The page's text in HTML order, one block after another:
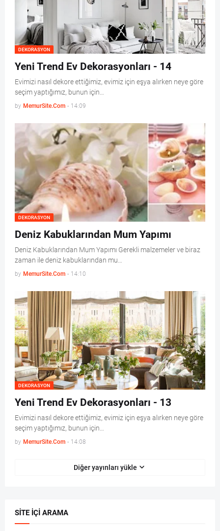
DEKORASYON
Yeni Trend Ev Dekorasyonları - 14
Evimizi nasıl dekore ettiğimiz, evimiz için eşya alırken neye göre
seçim yaptığımız, bunun için…
by MemurSite.Com - 14:09
DEKORASYON
Deniz Kabuklarından Mum Yapımı
Deniz Kabuklarından Mum Yapımı Gerekli malzemeler ve biraz
zaman ile deniz kabuklarından mu…
by MemurSite.Com - 14:10
DEKORASYON
Yeni Trend Ev Dekorasyonları - 13
Evimizi nasıl dekore ettiğimiz, evimiz için eşya alırken neye göre
seçim yaptığımız, bunun için…
by MemurSite.Com - 14:08
Diğer yayınları yükle
SITE İÇI ARAMA